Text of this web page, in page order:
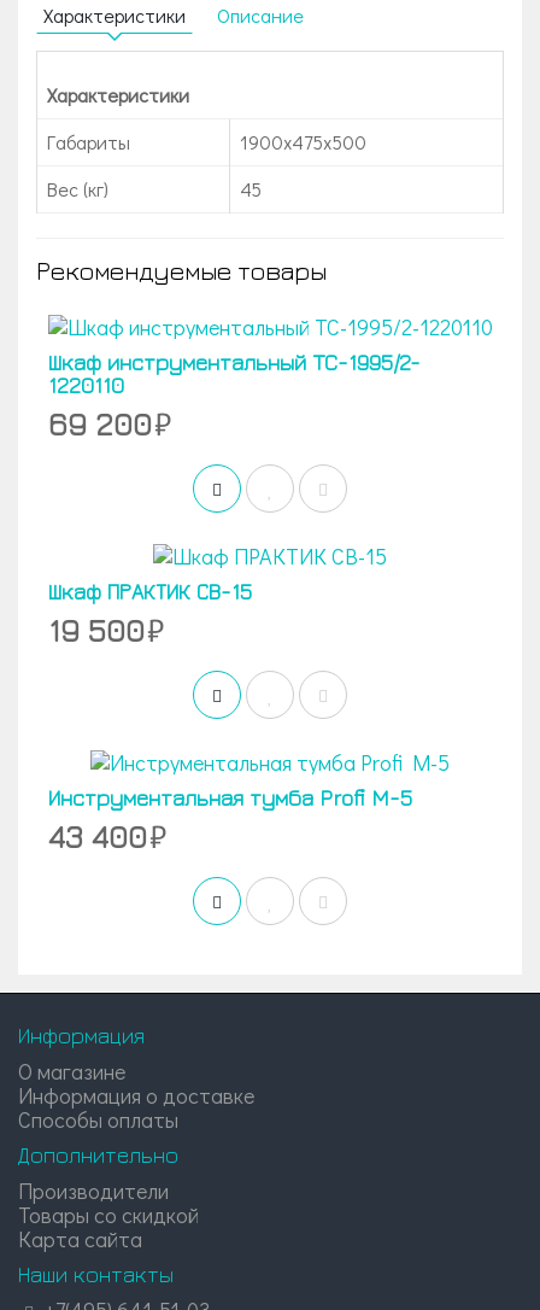
Характеристики Описание
Характеристики
Габариты
1900x475x500
Вес (кг)
45
Рекомендуемые товары
Шкаф инструментальный TC-1995/2-
1220110
69 200
Шкаф ПРАКТИК СВ-15
19 500
Инструментальная тумба Profi M-5
43 400
Информация
О магазине
Информация о доставке
Способы оплаты
Дополнительно
Производители
Товары со скидкой
Карта сайта
Наши контакты